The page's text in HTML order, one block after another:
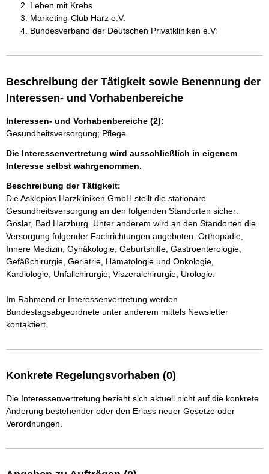
Leben mit Krebs
Marketing-Club Harz e.V.
Bundesverband der Deutschen Privatkliniken e.V:
Beschreibung der Tätigkeit sowie Benennung der
Interessen- und Vorhabenbereiche
Interessen- und Vorhabenbereiche (2):
Gesundheitsversorgung; Pflege
Die Interessenvertretung wird ausschließlich in eigenem
Interesse selbst wahrgenommen.
Beschreibung der Tätigkeit:
Die Asklepios Harzkliniken GmbH stellt die stationäre
Gesundheitsversorgung an den folgenden Standorten sicher:
Goslar, Bad Harzburg. Unter anderem wird an den Standorten die
Versorgung folgender Fachrichtungen angeboten: Orthopädie,
Innere Medizin, Gynäkologie, Geburtshilfe, Gastroenterologie,
Gefäßchirurgie, Geriatrie, Hämatologie und Onkologie,
Kardiologie, Unfallchirurgie, Viszeralchirurgie, Urologie.
Im Rahmend er Interessenvertretung werden
Bundestagsabgeordnete unter anderem mittels Newsletter
kontaktiert.
Konkrete Regelungsvorhaben (0)
Die Interessenvertretung bezieht sich aktuell nicht auf die konkrete
Änderung bestehender oder den Erlass neuer Gesetze oder
Verordnungen.